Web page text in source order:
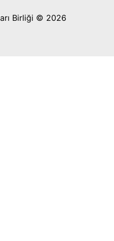
Birliği © 2026